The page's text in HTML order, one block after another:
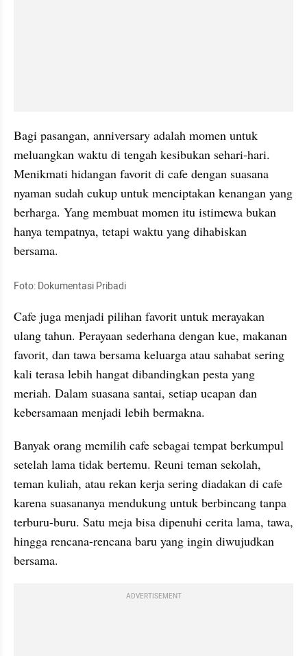
Bagi pasangan, anniversary adalah momen untuk
meluangkan waktu di tengah kesibukan sehari-hari.
Menikmati hidangan favorit di cafe dengan suasana
nyaman sudah cukup untuk menciptakan kenangan yang
berharga. Yang membuat momen itu istimewa bukan
hanya tempatnya, tetapi waktu yang dihabiskan
bersama.
Foto: Dokumentasi Pribadi
Cafe juga menjadi pilihan favorit untuk merayakan
ulang tahun. Perayaan sederhana dengan kue, makanan
favorit, dan tawa bersama keluarga atau sahabat sering
kali terasa lebih hangat dibandingkan pesta yang
meriah. Dalam suasana santai, setiap ucapan dan
kebersamaan menjadi lebih bermakna.
Banyak orang memilih cafe sebagai tempat berkumpul
setelah lama tidak bertemu. Reuni teman sekolah,
teman kuliah, atau rekan kerja sering diadakan di cafe
karena suasananya mendukung untuk berbincang tanpa
terburu-buru. Satu meja bisa dipenuhi cerita lama, tawa,
hingga rencana-rencana baru yang ingin diwujudkan
bersama.
ADVERTISEMENT